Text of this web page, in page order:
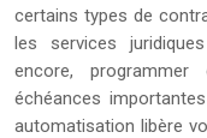
certains types de
les services
encore,
échéances
automatisation libère